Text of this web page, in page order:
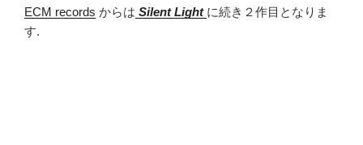
ECM records からは Silent Light に続き２作目となりま
す.